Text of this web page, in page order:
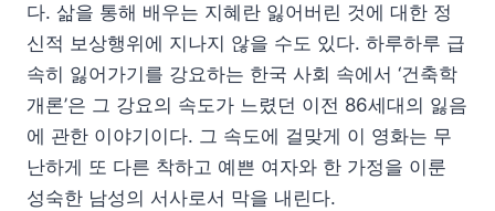
다. 삶을 통해 배우는 지혜란 잃어버린 것에 대한 정
신적 보상행위에 지나지 않을 수도 있다. 하루하루 급
속히 잃어가기를 강요하는 한국 사회 속에서 ‘건축학
개론’은 그 강요의 속도가 느렸던 이전 86세대의 잃음
에 관한 이야기이다. 그 속도에 걸맞게 이 영화는 무
난하게 또 다른 착하고 예쁜 여자와 한 가정을 이룬
성숙한 남성의 서사로서 막을 내린다.